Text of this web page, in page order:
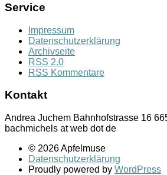
Service
Impressum
Datenschutzerklärung
Archivseite
RSS 2.0
RSS Kommentare
Kontakt
Andrea Juchem Bahnhofstrasse 16
bachmichels at web dot de
© 2026 Apfelmuse
Datenschutzerklärung
Proudly powered by WordPress